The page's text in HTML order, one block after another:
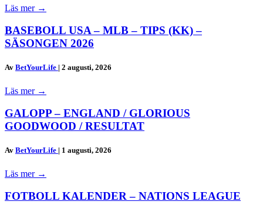
Läs mer →
BASEBOLL USA – MLB – TIPS (KK) –
SÄSONGEN 2026
Av BetYourLife | 2 augusti, 2026
Läs mer →
GALOPP – ENGLAND / GLORIOUS
GOODWOOD / RESULTAT
Av BetYourLife | 1 augusti, 2026
Läs mer →
FOTBOLL KALENDER – NATIONS LEAGUE